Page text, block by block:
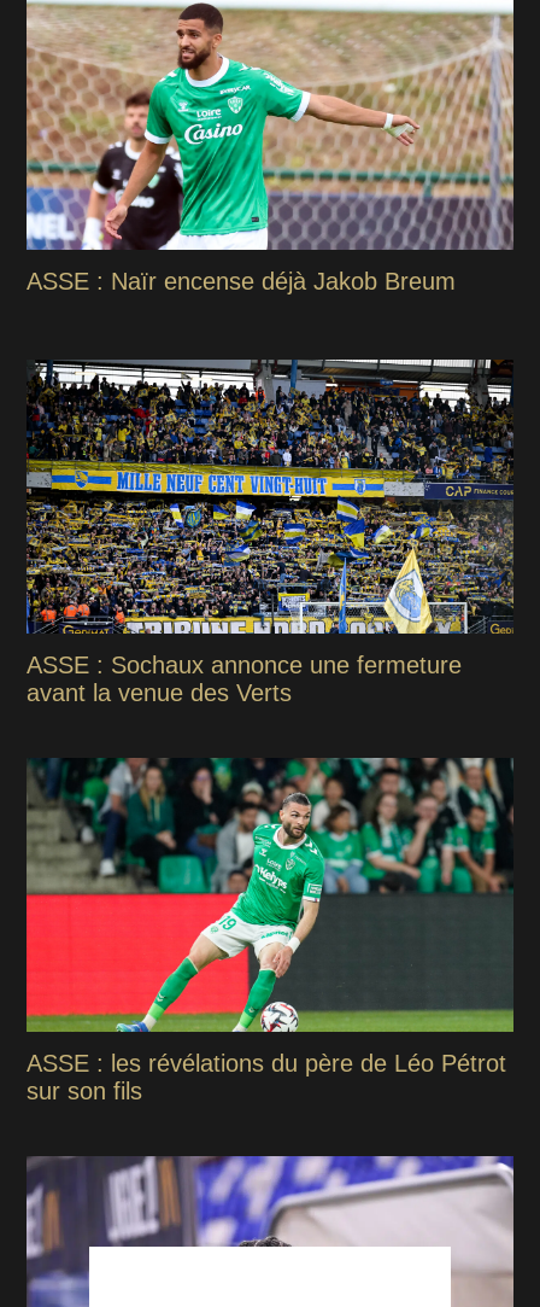
ASSE : Naïr encense déjà Jakob Breum
ASSE : Sochaux annonce une fermeture
avant la venue des Verts
ASSE : les révélations du père de Léo Pétrot
sur son fils